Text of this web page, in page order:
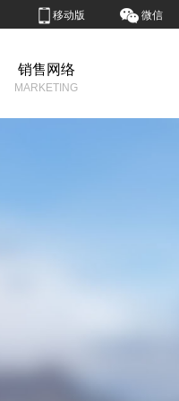
移动版 微信
销售网络
MARKETING